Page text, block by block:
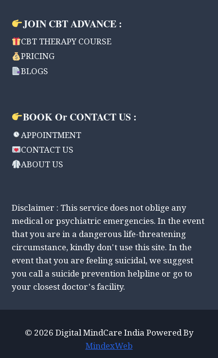
JOIN CBT ADVANCE :
CBT THERAPY COURSE
PRICING
BLOGS
BOOK Or CONTACT US :
APPOINTMENT
CONTACT US
ABOUT US
Disclaimer : This service does not oblige any
medical or psychiatric emergencies. In the event
that you are in a dangerous life-threatening
circumstance, kindly don't use this site. In the
event that you are feeling suicidal, we suggest
you call a suicide prevention helpline or go to
your closest doctor's facility.
© 2026 Digital MindCare India Powered By
MindexWeb